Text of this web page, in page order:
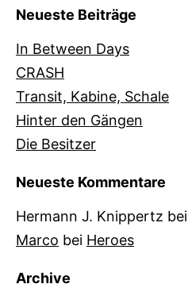
Neueste Beiträge
In Between Days
CRASH
Transit, Kabine, Schale
Hinter den Gängen
Die Besitzer
Neueste Kommentare
Hermann J. Knippertz bei
Marco bei Heroes
Archive